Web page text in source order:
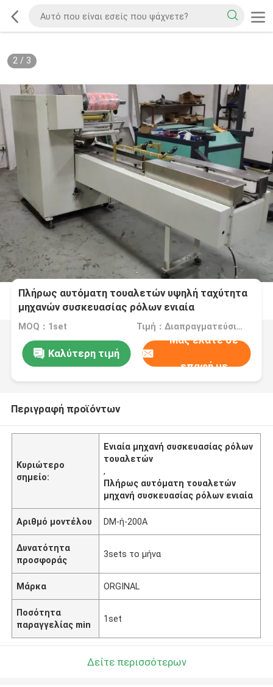
2/ 3
Πλήρως αυτόματη τουαλετών υψηλή ταχύτητα
μηχανών συσκευασίας ρόλων ενιαία
MOQ：1set Τιμή：Διαπραγματεύσιμος
Καλύτερη τιμή
Μας ελάτε σε
επαφή με
Περιγραφή προϊόντων
Κυριώτερο
σημείο:
Ενιαία μηχανή συσκευασίας ρόλων
τουαλετών
,
Πλήρως αυτόματη τουαλετών
μηχανή συσκευασίας ρόλων ενιαία
Αριθμό μοντέλου DM-ή-200A
Δυνατότητα
προσφοράς
3sets το μήνα
Μάρκα ORGINAL
Ποσότητα
παραγγελίας min
1set
Δείτε περισσότερων